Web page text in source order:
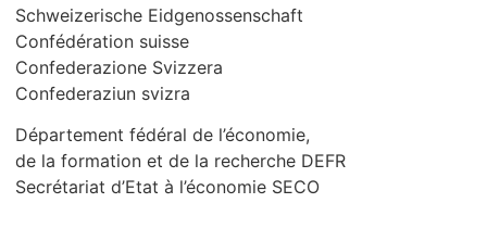
Schweizerische Eidgenossenschaft
Confédération suisse
Confederazione Svizzera
Confederaziun svizra
Département fédéral de l’économie,
de la formation et de la recherche DEFR
Secrétariat d’Etat à l’économie SECO